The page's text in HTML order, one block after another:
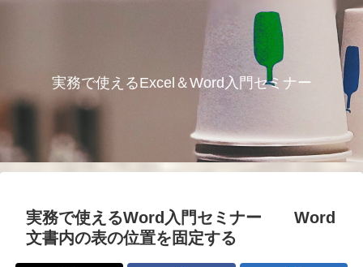
実務で使えるExcel＆Word入門セミナー
実務で使えるWord入門セミナー Word
文書内の表の位置を固定する